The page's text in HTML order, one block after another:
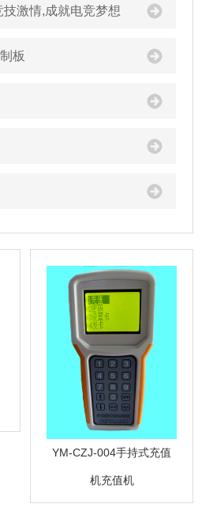
激情,成就电竞梦想
板
YM-CZJ-004手持式充值
机充值机